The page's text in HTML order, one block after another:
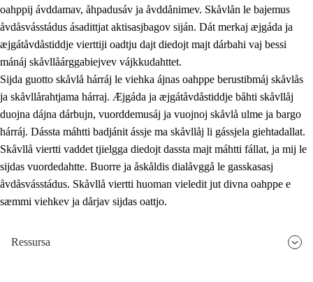
3. Prinsihpa skåvlå dåjmajda
3.1 Sebrudahtte oahppambirás
3.2 Åhpadibme ja hiebadum åhpadus
3.3 Aktisasjbarggo sijda ja skåvlå gaskan
3.4 Åhpadus åhpadusvidnudagán ja barggoiellemin
Profesjåvnåaktisasjvuohta ja skåvllååvddånibme
oahppij ávddamav, åhpadusáv ja åvddånimev. Skåvlån le bajemus
åvdåsvásstádus ásadittjat aktisasjbagov siján. Dát merkaj æjgáda ja
æjgátåvdåstiddje vierttiji oadtju dajt diedojt majt dárbahi vaj bessi
mánáj skåvllåárggabiejvev vájkkudahttet.
Sijda guotto skåvlå hárráj le viehka ájnas oahppe berustibmáj skåvlås
ja skåvllårahtjama hárraj. Æjgáda ja æjgátåvdåstiddje båhti skåvllåj
duojna dájna dárbujn, vuorddemusáj ja vuojnoj skåvlå ulme ja bargo
hárráj. Dássta máhtti badjánit ássje ma skåvllåj li gássjela giehtadallat.
Skåvllå viertti vaddet tjielgga diedojt dassta majt máhtti fállat, ja mij le
sijdas vuordedahtte. Buorre ja åskåldis dialåvggå le gasskasasj
åvdåsvásstádus. Skåvllå viertti huoman vieledit jut divna oahppe e
sæmmi viehkev ja dårjav sijdas oattjo.
Ressursa